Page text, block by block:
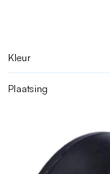
Kleur
Plaatsing